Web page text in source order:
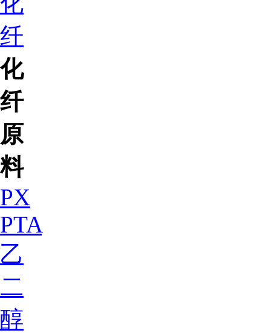
纤
化
纤
原
料
PX
PTA
乙
二
醇